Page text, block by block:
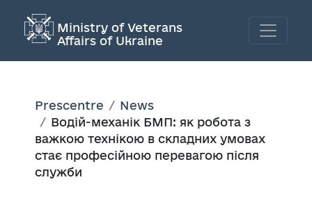
Ministry of Veterans
Affairs of Ukraine
Prescentre
News
Водій-механік БМП: як робота з
важкою технікою в складних умовах
стає професійною перевагою після
служби